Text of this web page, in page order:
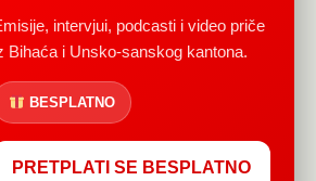
intervjui, podcasti i video priče
Bihaća i Unsko-sanskog kantona.
BESPLATNO
PRETPLATI SE BESPLATNO